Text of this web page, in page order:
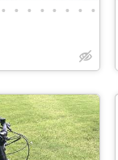
• • • • • • • •